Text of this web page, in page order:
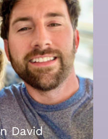
David